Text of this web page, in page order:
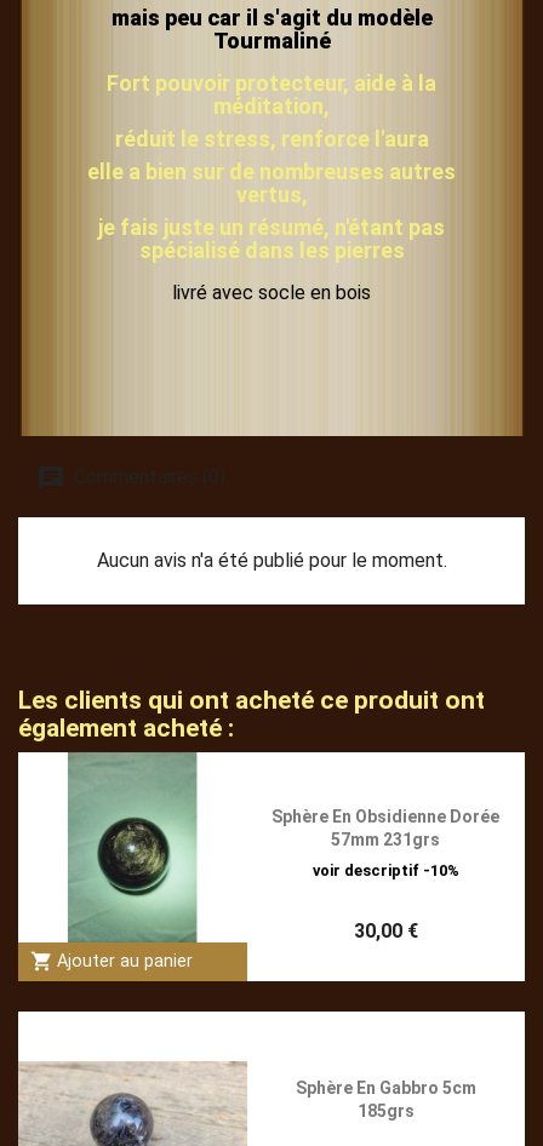
mais peu car il s'agit du modèle
Tourmaliné
Fort pouvoir protecteur, aide à la
méditation,
réduit le stress, renforce l'aura
elle a bien sur de nombreuses autres
vertus,
je fais juste un résumé, n'étant pas
spécialisé dans les pierres
livré avec socle en bois
Commentaires (0)
Aucun avis n'a été publié pour le moment.
Les clients qui ont acheté ce produit ont
également acheté :
shopping_cart Ajouter au panier
Sphère En Obsidienne Dorée
57mm 231grs
voir descriptif -10%
30,00 €
Sphère En Gabbro 5cm
185grs